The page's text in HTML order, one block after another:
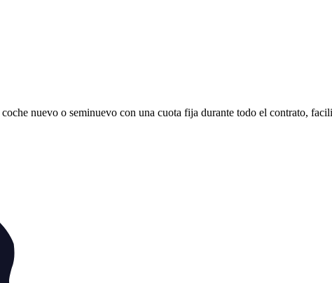
nuevo o seminuevo con una cuota fija durante todo el contrato,